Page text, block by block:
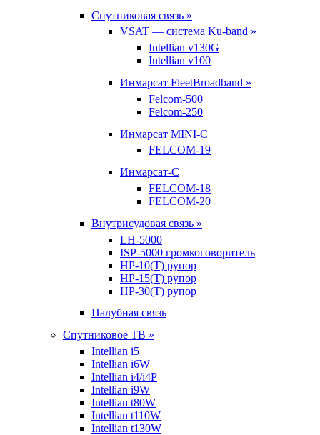
Спутниковая связь »
VSAT — система Ku-band »
Intellian v130G
Intellian v100
Инмарсат FleetBroadband »
Felcom-500
Felcom-250
Инмарсат MINI-C
FELCOM-19
Инмарсат-С
FELCOM-18
FELCOM-20
Внутрисудовая связь »
LH-5000
ISP-5000 громкоговоритель
HP-10(T) рупор
HP-15(T) рупор
HP-30(T) рупор
Палубная связь
Спутниковое ТВ »
Intellian i5
Intellian i6W
Intellian i4/i4P
Intellian i9W
Intellian t80W
Intellian t110W
Intellian t130W